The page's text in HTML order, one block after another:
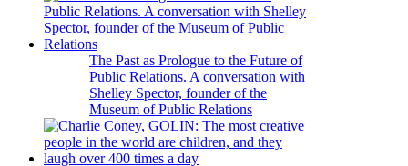
The Past as Prologue to the Future of
Public Relations. A conversation with
Shelley Spector, founder of the
Museum of Public Relations